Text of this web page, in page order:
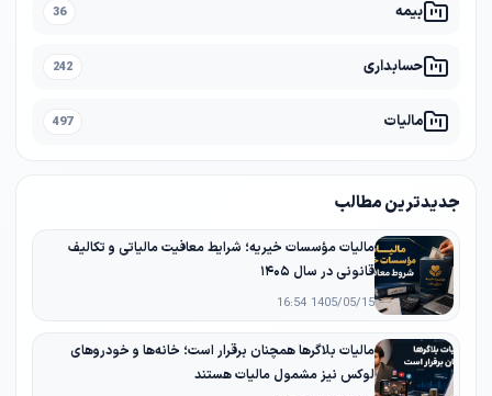
بیمه 36
حسابداری 242
مالیات 497
جدیدترین مطالب
مالیات مؤسسات خیریه؛ شرایط معافیت مالیاتی و تکالیف
قانونی در سال ۱۴۰۵
1405/05/15 16:54
مالیات بلاگرها همچنان برقرار است؛ خانه‌ها و خودروهای
لوکس نیز مشمول مالیات هستند